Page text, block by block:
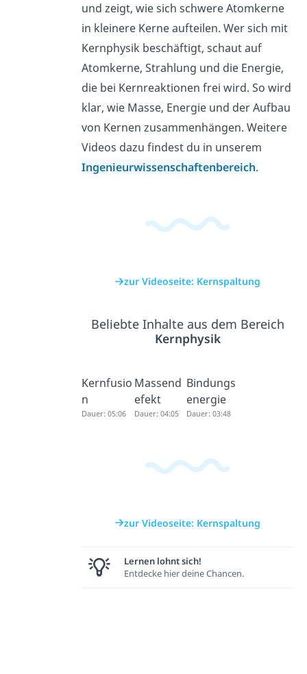
und zeigt, wie sich schwere Atomkerne
in kleinere Kerne aufteilen. Wer sich mit
Kernphysik beschäftigt, schaut auf
Atomkerne, Strahlung und die Energie,
die bei Kernreaktionen frei wird. So wird
klar, wie Masse, Energie und der Aufbau
von Kernen zusammenhängen. Weitere
Videos dazu findest du in unserem
Ingenieurwissenschaftenbereich.
zur Videoseite: Kernspaltung
Beliebte Inhalte aus dem Bereich
Kernphysik
Kernfusio
n
Dauer: 05:06
Massend
efekt
Dauer: 04:05
Bindungs
energie
Dauer: 03:48
zur Videoseite: Kernspaltung
Lernen lohnt sich!
Entdecke hier deine Chancen.